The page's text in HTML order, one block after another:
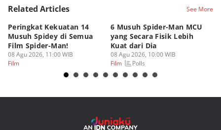
Related Articles See More
Peringkat Kekuatan 14
Musuh Spidey di Semua
Film Spider-Man!
08 Agu 2026, 11:00 WIB
Film
6 Musuh Spider-Man MCU
yang Secara Fisik Lebih
Kuat dari Dia
08 Agu 2026, 10:00 WIB
Film
Polls